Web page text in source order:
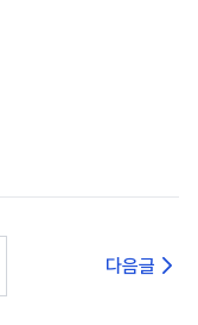
다음글